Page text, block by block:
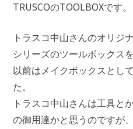
TRUSCOのTOOLBOXです。
トラスコ中山さんのオリジ
シリーズのツールボックス
以前はメイクボックスとし
た。
トラスコ中山さんは工具と
の御用達かと思うのですが